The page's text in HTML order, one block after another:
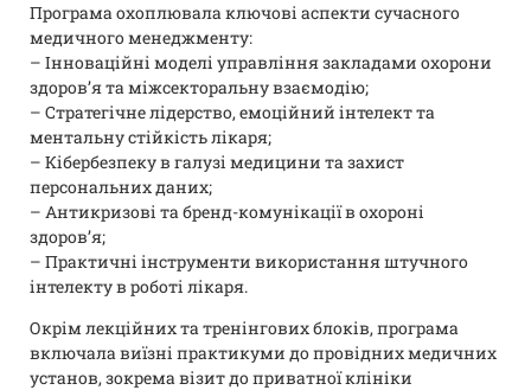
Програма охоплювала ключові аспекти сучасного
медичного менеджменту:
– Інноваційні моделі управління закладами охорони
здоров’я та міжсекторальну взаємодію;
– Стратегічне лідерство, емоційний інтелект та
ментальну стійкість лікаря;
– Кібербезпеку в галузі медицини та захист
персональних даних;
– Антикризові та бренд-комунікації в охороні
здоров’я;
– Практичні інструменти використання штучного
інтелекту в роботі лікаря.
Окрім лекційних та тренінгових блоків, програма
включала виїзні практикуми до провідних медичних
установ, зокрема візит до приватної клініки